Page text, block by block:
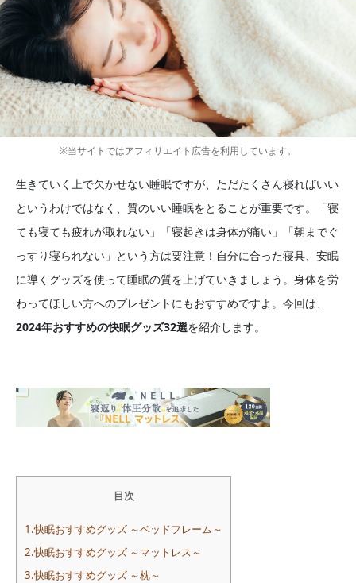
※当サイトではアフィリエイト広告を利用しています。
生きていく上で欠かせない睡眠ですが、ただたくさん寝ればいい
というわけではなく、質のいい睡眠をとることが重要です。「寝
ても寝ても疲れが取れない」「寝起きは身体が痛い」「朝までぐ
っすり寝られない」という方は要注意！自分に合った寝具、安眠
に導くグッズを使って睡眠の質を上げていきましょう。身体を労
わってほしい方へのプレゼントにもおすすめですよ。今回は、
2024年おすすめの快眠グッズ32選を紹介します。
目次
1.快眠おすすめグッズ ～ベッドフレーム～
2.快眠おすすめグッズ ～マットレス～
3.快眠おすすめグッズ ～枕～